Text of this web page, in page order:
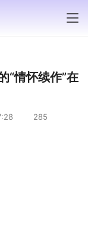
“情怀续作”在
285